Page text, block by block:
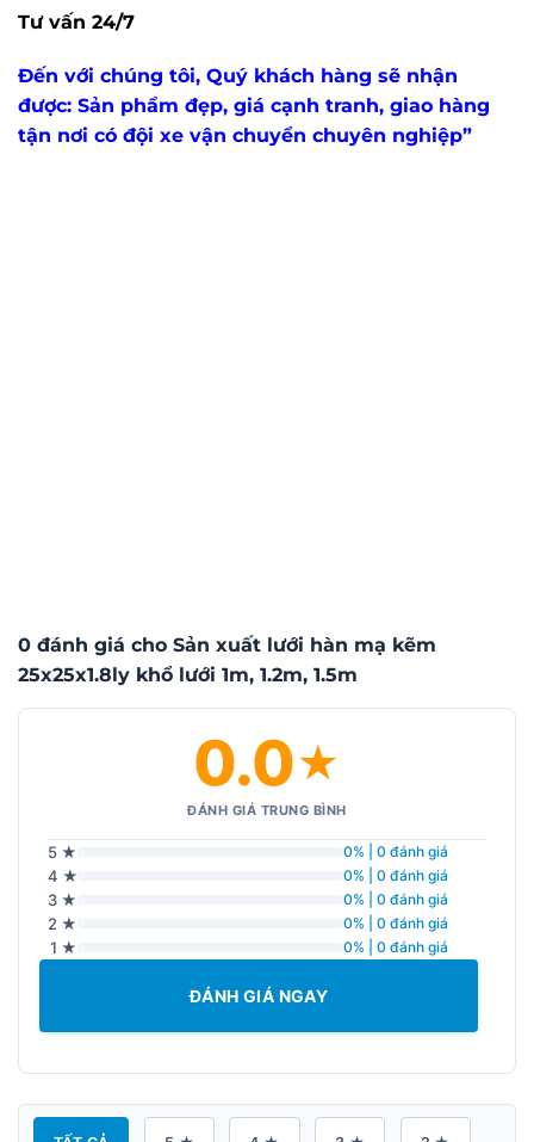
Tư vấn 24/7
Đến với chúng tôi, Quý khách hàng sẽ nhận
được: Sản phẩm đẹp, giá cạnh tranh, giao hàng
tận nơi có đội xe vận chuyển chuyên nghiệp”
0 đánh giá cho Sản xuất lưới hàn mạ kẽm
25x25x1.8ly khổ lưới 1m, 1.2m, 1.5m
0.0★
ĐÁNH GIÁ TRUNG BÌNH
5 ★ 0% | 0 đánh giá
4 ★ 0% | 0 đánh giá
3 ★ 0% | 0 đánh giá
2 ★ 0% | 0 đánh giá
1 ★ 0% | 0 đánh giá
ĐÁNH GIÁ NGAY